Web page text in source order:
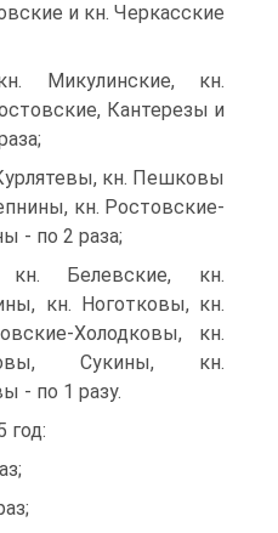
и кн. Черкасские
Микулинские, кн.
Кантерезы и
кн. Пешковы
кн. Ростовские-
- по 2 раза;
кн. Белевские, кн.
кн. Ноготковы, кн.
Холодковы, кн.
Сукины, кн.
- по 1 разу.
год: